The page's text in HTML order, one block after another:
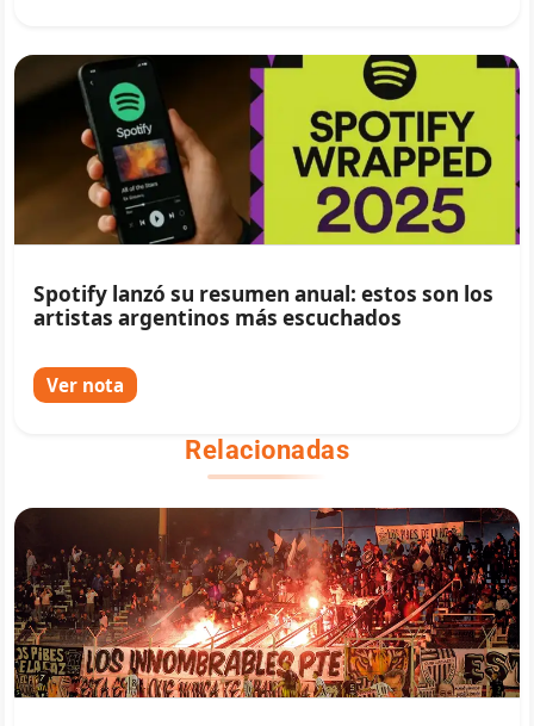
Spotify lanzó su resumen anual: estos son los
artistas argentinos más escuchados
Ver nota
Relacionadas